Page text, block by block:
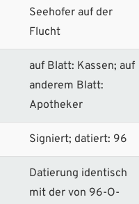
Seehofer auf der
Flucht
auf Blatt: Kassen; auf
anderem Blatt:
Apotheker
Signiert; datiert: 96
Datierung identisch
mit der von 96-O-